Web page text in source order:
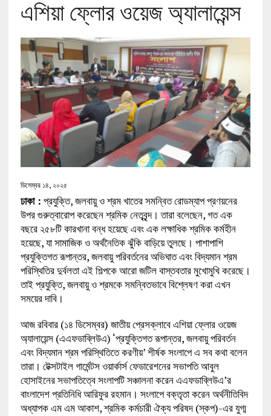
এশিয়া ফ্লোর ওয়েজ অ্যালায়েন্স
ডিসেম্বর ১৪, ২০২৫
ঢাকা : প্রযুক্তি, জলবায়ু ও শ্রম খাতের সমন্বিত রোডম্যাপ প্রণয়নের
উপর গুরুত্বারোপ করেছেন শ্রমিক নেতৃবৃন্দ। তারা বলেছেন, গত এক
বছরে ২৫৮টি কারখানা বন্ধ হয়েছে এবং এক লক্ষাধিক শ্রমিক কর্মহীন
হয়েছে, যা সামাজিক ও অর্থনৈতিক ঝুঁকি বাড়িয়ে তুলছে। পাশাপাশি
প্রযুক্তিগত রূপান্তর, জলবায়ু পরিবর্তনের অভিঘাত এবং বিদ্যমান শ্রম
পরিস্থিতির দুর্বলতা এই শিল্পকে আরো জটিল বাস্তবতার মুখোমুখি করেছে।
তাই প্রযুক্তি, জলবায়ু ও শ্রমকে সমন্বিতভাবে বিশ্লেষণ করা এখন
সময়ের দাবি।
আজ রবিবার (১৪ ডিসেম্বর) জাতীয় প্রেসক্লাবে এশিয়া ফ্লোর ওয়েজ
অ্যালায়েন্স (এএফডাব্লিউএ) ‘প্রযুক্তিগত রূপান্তর, জলবায়ু পরিবর্তন
এবং বিদ্যমান শ্রম পরিস্থিতিতে করণীয়’ শীর্ষক সংলাপে এ সব কথা বলেন
তারা। টেক্সটাইল গার্মেন্টস ওয়ার্কার্স ফেডারেশনের সভাপতি আবুল
হোসাইনের সভাপতিত্বে সংলাপটি সঞ্চালনা করেন এএফডাব্লিউএ’র
বাংলাদেশ প্রতিনিধি আরিফুর রহমান। সংলাপে বক্তৃতা করেন অর্থনীতিবিদ
অধ্যাপক এম এম আকাশ, শ্রমিক কর্মচারী ঐক্য পরিষদ (স্কপ)-এর যুগ্ম